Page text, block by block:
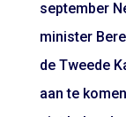
september
minister
de Tweede
aan te